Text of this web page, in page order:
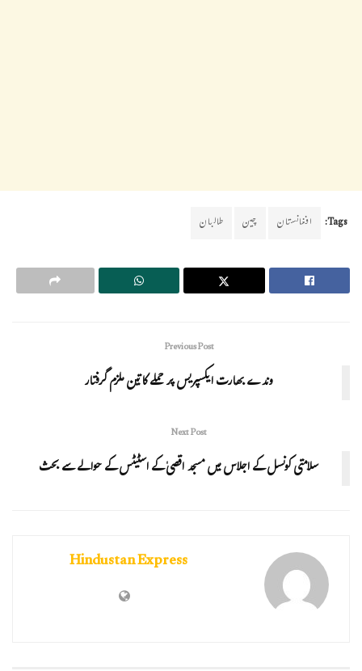
Tags: افغانستان چین طالبان
Previous Post
وندے بھارت ایکسپریس پر حملے کا تین ملزم گرفتار
Next Post
سلامتی کونسل کے اجلاس میں مسجد اقصیٰ کے اسٹیٹس کے حوالے سے بحث
Hindustan Express